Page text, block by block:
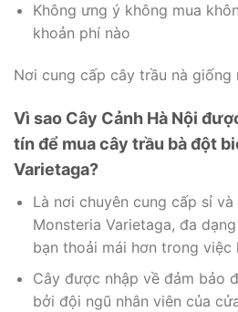
Không ưng ý không mua
khoản phí nào
Nơi cung cấp cây trầu nà giống
Vì sao Cây Cảnh Hà Nội
tín để mua cây trầu bà đột
Varietaga?
Là nơi chuyên cung cấp sỉ
Monsteria Varietaga, đa
bạn thoải mái hơn trong việc
Cây được nhập về đảm bảo
bởi đội ngũ nhân viên của